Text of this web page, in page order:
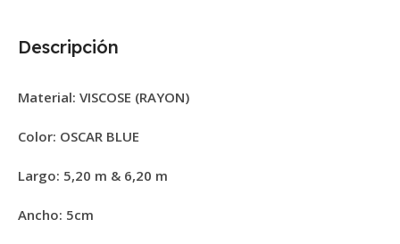
Descripción
Material: VISCOSE (RAYON)
Color: OSCAR BLUE
Largo: 5,20 m & 6,20 m
Ancho: 5cm